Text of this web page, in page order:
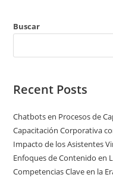
Buscar
Recent Posts
Chatbots en Procesos de
Capacitación Corporativa
Impacto de los Asistentes
Enfoques de Contenido en
Competencias Clave en la